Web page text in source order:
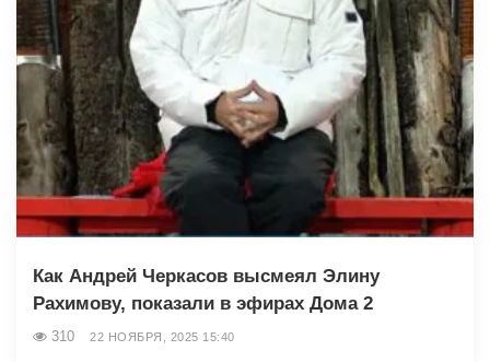
Как Андрей Черкасов высмеял Элину
Рахимову, показали в эфирах Дома 2
310 22 НОЯБРЯ, 2025 15:40